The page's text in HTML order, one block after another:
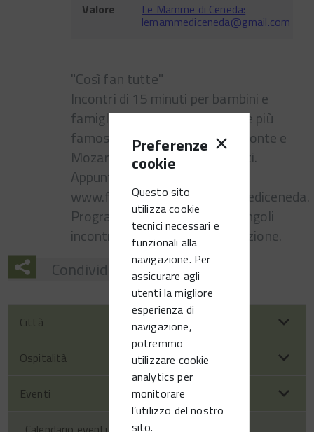
Preferenze
cookie
Questo sito
utilizza cookie
tecnici necessari e
funzionali alla
navigazione. Per
assicurare agli
utenti la migliore
esperienza di
navigazione,
potremmo
utilizzare cookie
analytics per
monitorare
l’utilizzo del nostro
sito.
Valore Le Mamme di Ceneda:
lemammediceneda@gmail.com
"Così fan tutte"
Incontri di 15 minuti per bambini e
famiglie alla scoperta delle tre più
famose opere di Lorenzo Da Ponte e
Mozart a cura di Federica Lotti.
Appuntamento on line su:
www.facebook.com/lemammediceneda.
Programma dettagliato dei singoli
incontri nel sito dell'organizzazione.
Condividi
Città
Ospitalità
Eventi